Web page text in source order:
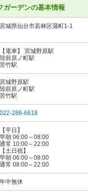
ガーデンの基本情報
宮城県仙台市若林区蒲町1-1
【電車】 宮城野原駅
陸前原ノ町駅
苦竹駅
宮城野原駅
陸前原ノ町駅
苦竹駅
022-286-6618
【平日】
早朝 06:00～08:00
通常 10:00～22:00
【土日祝】
早朝 06:00～08:00
通常 08:00～22:00
年中無休